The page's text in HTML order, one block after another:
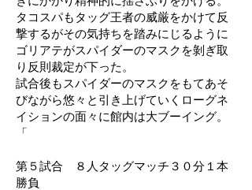
タコスパもタッグ王者の威厳をかけて反
撃するがその気持ちを踏みにじるように
ゴリアテがスパイダーのマスクを剝ぎ取
り反則裁定が下った。
試合後もスパイダーのマスクをもてあそ
びながら悠々と引き上げていくローグネ
イションの面々に館内は大ブーイング。
「
第５試合 ８人タッグマッチ３０分１本
勝負